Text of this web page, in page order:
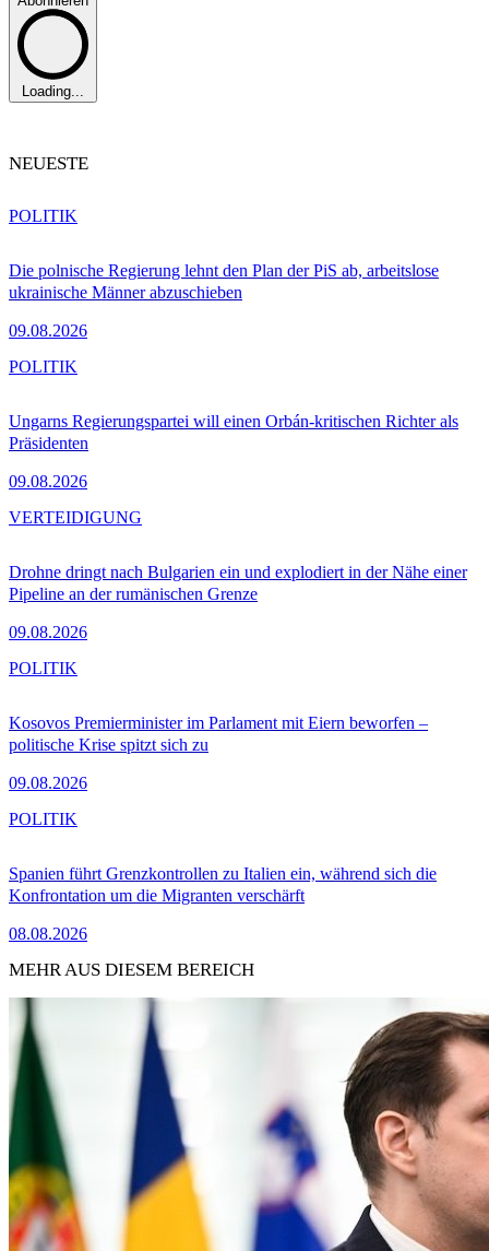
Loading...
NEUESTE
Die polnische Regierung lehnt den Plan der PiS ab, arbeitslose
ukrainische Männer abzuschieben
09.08.2026
POLITIK
Ungarns Regierungspartei will einen Orbán-kritischen Richter als
Präsidenten
09.08.2026
POLITIK
Drohne dringt nach Bulgarien ein und explodiert in der Nähe einer
Pipeline an der rumänischen Grenze
09.08.2026
VERTEIDIGUNG
Kosovos Premierminister im Parlament mit Eiern beworfen –
politische Krise spitzt sich zu
09.08.2026
POLITIK
Spanien führt Grenzkontrollen zu Italien ein, während sich die
Konfrontation um die Migranten verschärft
08.08.2026
POLITIK
MEHR AUS DIESEM BEREICH